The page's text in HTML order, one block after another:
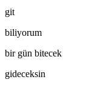
git
biliyorum
bir gün bitecek
gideceksin